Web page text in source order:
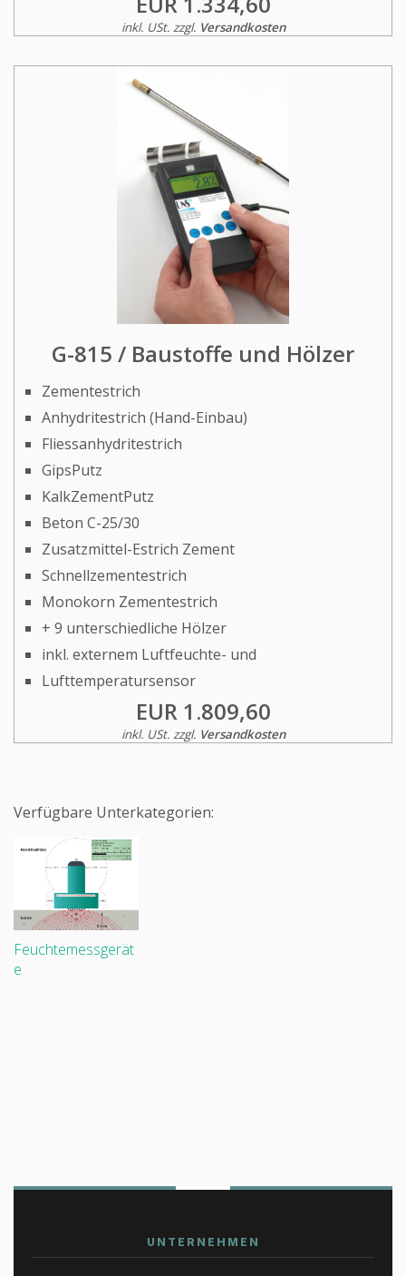
inkl. USt. zzgl. Versandkosten
G-815 / Baustoffe und Hölzer
Zementestrich
Anhydritestrich (Hand-Einbau)
Fliessanhydritestrich
GipsPutz
KalkZementPutz
Beton C-25/30
Zusatzmittel-Estrich Zement
Schnellzementestrich
Monokorn Zementestrich
+ 9 unterschiedliche Hölzer
inkl. externem Luftfeuchte- und
Lufttemperatursensor
EUR 1.809,60
inkl. USt. zzgl. Versandkosten
Verfügbare Unterkategorien:
Feuchtemessgerät
e
UNTERNEHMEN